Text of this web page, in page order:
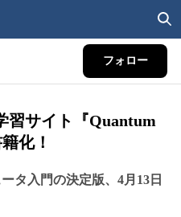
フォロー
習サイト『Quantum
化！
タ入門の決定版、4月13日